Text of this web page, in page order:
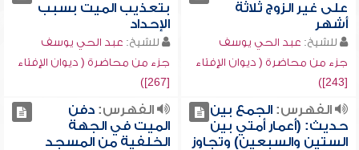
على غير الزوج ثلاثة
أشهر
للشيخ: عبد الحي يوسف
جزء من محاضرة ( ديوان الإفتاء
[243])
بتعذيب الميت بسبب
الإحداد
للشيخ: عبد الحي يوسف
جزء من محاضرة ( ديوان الإفتاء
[267])
الفهرس:الجمع بين
حديث: (أعمار أمتي بين
الستين والسبعين) وتجاوز
الفهرس:دفن
الميت في الجهة
الخلفية من المسجد